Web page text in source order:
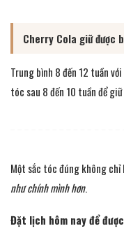
Cherry Cola giữ được
Trung bình 8 đến 12 tuần
tóc sau 8 đến 10 tuần để
Một sắc tóc đúng không chỉ
như chính mình hơn.
Đặt lịch hôm nay để